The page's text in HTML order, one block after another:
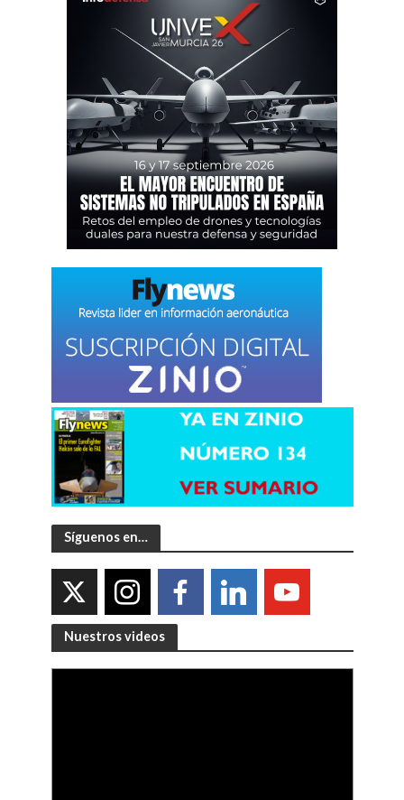
Síguenos en…
Nuestros videos